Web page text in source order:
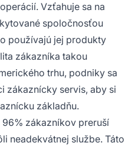
Vzťahuje sa na
spoločnosťou
používajú jej produkty
zákazníka takou
trhu, podniky sa
zákaznícky servis, aby si
základňu.
zákazníkov preruší
neadekvátnej službe. Táto